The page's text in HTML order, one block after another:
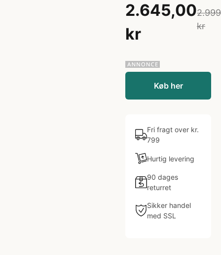
2.645,00
kr
kr
Køb her
Fri fragt over kr.
799
Hurtig levering
90 dages
returret
Sikker handel
med SSL